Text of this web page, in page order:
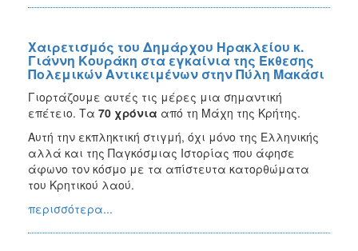
Χαιρετισμός του Δημάρχου Ηρακλείου κ.
Γιάννη Κουράκη στα εγκαίνια της Έκθεσης
Πολεμικών Αντικειμένων στην Πύλη Μακάσι
Γιορτάζουμε αυτές τις μέρες μια σημαντική
επέτειο. Τα 70 χρόνια από τη Μάχη της Κρήτης.
Αυτή την εκπληκτική στιγμή, όχι μόνο της Ελληνικής
αλλά και της Παγκόσμιας Ιστορίας που άφησε
άφωνο τον κόσμο με τα απίστευτα κατορθώματα
του Κρητικού λαού.
περισσότερα...